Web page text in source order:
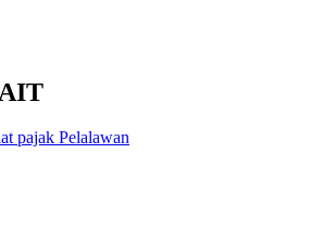
pajak Pelalawan